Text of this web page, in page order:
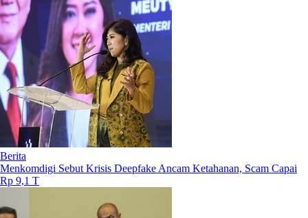
Berita
Menkomdigi Sebut Krisis Deepfake Ancam Ketahanan, Scam Capai
Rp 9,1 T